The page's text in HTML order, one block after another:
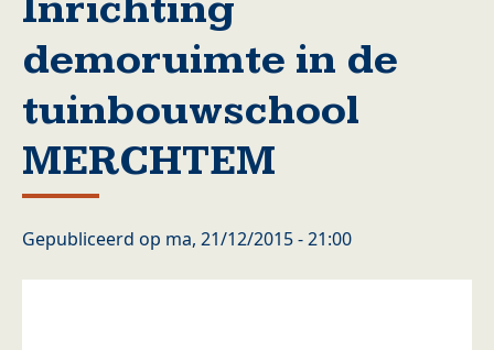
demoruimte in de
tuinbouwschool
MERCHTEM
Gepubliceerd op ma, 21/12/2015 - 21:00